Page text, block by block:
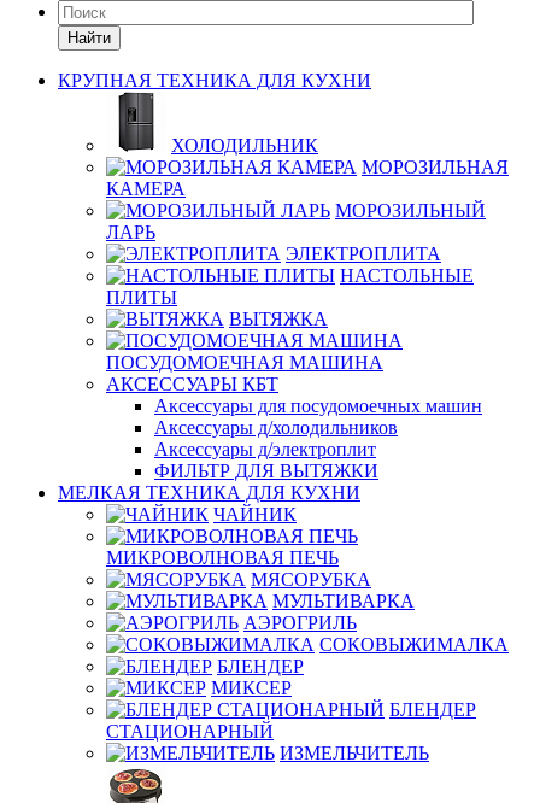
Найти
КРУПНАЯ ТЕХНИКА ДЛЯ КУХНИ
ХОЛОДИЛЬНИК
МОРОЗИЛЬНАЯ
КАМЕРА
МОРОЗИЛЬНЫЙ
ЛАРЬ
ЭЛЕКТРОПЛИТА
НАСТОЛЬНЫЕ
ПЛИТЫ
ВЫТЯЖКА
ПОСУДОМОЕЧНАЯ МАШИНА
АКСЕССУАРЫ КБТ
Аксессуары для посудомоечных машин
Аксессуары д/холодильников
Аксессуары д/электроплит
ФИЛЬТР ДЛЯ ВЫТЯЖКИ
МЕЛКАЯ ТЕХНИКА ДЛЯ КУХНИ
ЧАЙНИК
МИКРОВОЛНОВАЯ ПЕЧЬ
МЯСОРУБКА
МУЛЬТИВАРКА
АЭРОГРИЛЬ
СОКОВЫЖИМАЛКА
БЛЕНДЕР
МИКСЕР
БЛЕНДЕР
СТАЦИОНАРНЫЙ
ИЗМЕЛЬЧИТЕЛЬ